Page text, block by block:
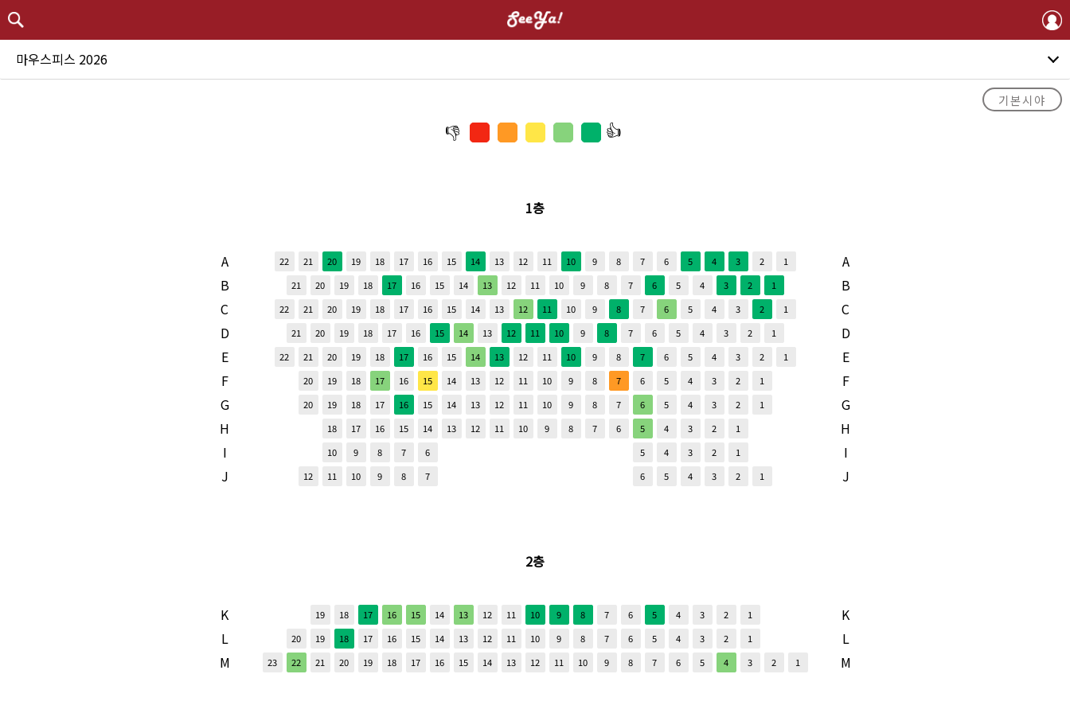
마우스피스 2026
기본시야
1층
A
B
C
D
E
F
G
H
I
J
22 21 20 19 18 17 16 15 14 13 12 11 10 9 8 7 6 5 4 3 2
1
21
20 19 18 17 16 15 14 13 12 11 10 9 8 7 6 5 4 3 2
1
22
21 20 19 18 17 16 15 14 13 12 11 10 9 8 7 6 5 4 3 2
1
21
20 19 18 17 16 15 14 13 12 11 10 9 8 7 6 5 4 3 2
1
22
21 20 19 18 17 16 15 14 13 12 11 10 9 8 7 6 5 4 3 2
1
20
19 18 17 16 15 14 13 12 11 10 9 8 7 6 5 4 3 2
1
20
19 18 17 16 15 14 13 12 11 10 9 8 7 6 5 4 3 2
1
18
17 16 15 14 13 12 11 10 9 8 7 6 5 4 3 2
1
10
9 8 7 6 5 4 3 2
1
12
11 10 9 8 7 6 5 4 3 2 1
A
B
C
D
E
F
G
H
I
J
2층
K
L
M
19 18 17 16 15 14 13 12 11 10 9 8 7 6 5 4 3 2
1
20
19 18 17 16 15 14 13 12 11 10 9 8 7 6 5 4 3 2
1
23
22 21 20 19 18 17 16 15 14 13 12 11 10 9 8 7 6 5 4 3 2 1
K
L
M